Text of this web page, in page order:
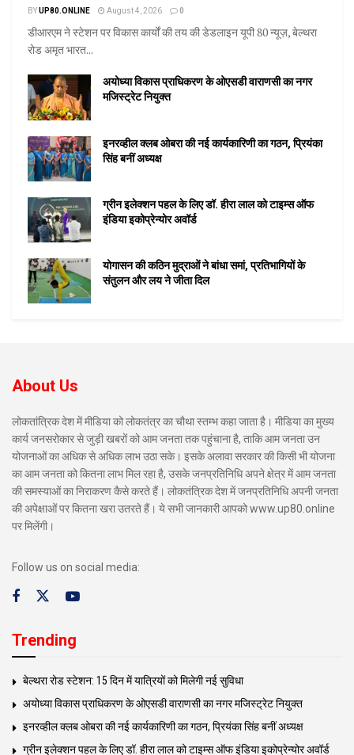
BYUP80.ONLINE August 4, 2026 0
डीआरएम ने स्टेशन पर विकास कार्यों की तय की डेडलाइन यूपी 80 न्यूज़, बेल्थरा
रोड अमृत भारत...
अयोध्या विकास प्राधिकरण के ओएसडी वाराणसी का नगर
मजिस्ट्रेट नियुक्त
इनरव्हील क्लब ओबरा की नई कार्यकारिणी का गठन, प्रियंका
सिंह बनीं अध्यक्ष
ग्रीन इलेक्शन पहल के लिए डॉ. हीरा लाल को टाइम्स ऑफ
इंडिया इकोप्रेन्योर अवॉर्ड
योगासन की कठिन मुद्राओं ने बांधा समां, प्रतिभागियों के
संतुलन और लय ने जीता दिल
About Us
लोकतांत्रिक देश में मीडिया को लोकतंत्र का चौथा स्तम्भ कहा जाता है। मीडिया का मुख्य
कार्य जनसरोकार से जुड़ी खबरों को आम जनता तक पहुंचाना है, ताकि आम जनता उन
योजनाओं का अधिक से अधिक लाभ उठा सके। इसके अलावा सरकार की किसी भी योजना
का आम जनता को कितना लाभ मिल रहा है, उसके जनप्रतिनिधि अपने क्षेत्र में आम जनता
की समस्याओं का निराकरण कैसे करते हैं। लोकतंत्रिक देश में जनप्रतिनिधि अपनी जनता
की अपेक्षाओं पर कितना खरा उतरते हैं। ये सभी जानकारी आपको www.up80.online
पर मिलेंगी।
Follow us on social media:
Trending
बेल्थरा रोड स्टेशन: 15 दिन में यात्रियों को मिलेगी नई सुविधा
अयोध्या विकास प्राधिकरण के ओएसडी वाराणसी का नगर मजिस्ट्रेट नियुक्त
इनरव्हील क्लब ओबरा की नई कार्यकारिणी का गठन, प्रियंका सिंह बनीं अध्यक्ष
ग्रीन इलेक्शन पहल के लिए डॉ. हीरा लाल को टाइम्स ऑफ इंडिया इकोप्रेन्योर अवॉर्ड